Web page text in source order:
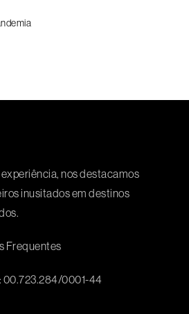
nos destacamos
inusitados em destinos
Frequentes
00.723.284/0001-44